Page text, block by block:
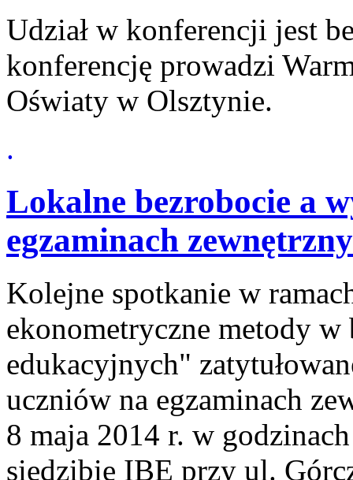
Udział w konferencji jest
konferencję prowadzi
Oświaty w Olsztynie.
.
Lokalne bezrobocie a
egzaminach
Kolejne spotkanie w
ekonometryczne metody w
edukacyjnych"
uczniów na egzaminach
8 maja 2014 r. w
siedzibie IBE przy ul.